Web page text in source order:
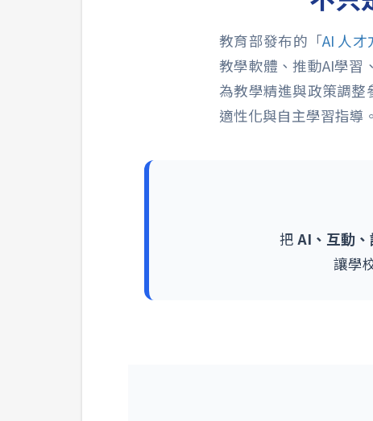
教育部發布的「AI 人才
教學軟體、推動AI學習
為教學精進與政策調
適性化與自主學習指導。
把 AI、互動
讓學